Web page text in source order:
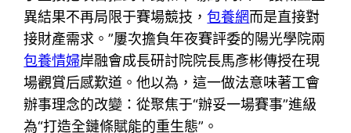
異結果不再局限于賽場競技，包養網而是直接對
接財產需求。”屢次擔負年夜賽評委的陽光學院兩
包養情婦岸融會成長研討院院長馬彥彬傳授在現
場觀賞后感歎道。他以為，這一做法意味著工會
辦事理念的改變：從聚焦于“辦妥一場賽事”進級
為“打造全鏈條賦能的重生態”。